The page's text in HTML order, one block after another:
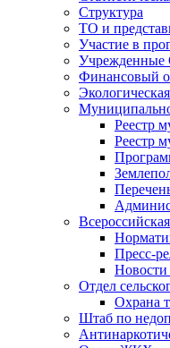
Структура
ТО и
Участие в
Финансовый
Реестр
Реестр
Пресс-
Новости
Отдел
Охрана
Штаб по